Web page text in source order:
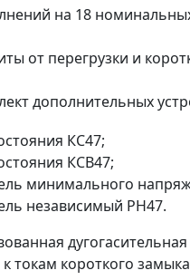
на 18
от перегрузки и
дополнительных
КС47;
КСВ47;
минимального
независимый РН47.
токам короткого